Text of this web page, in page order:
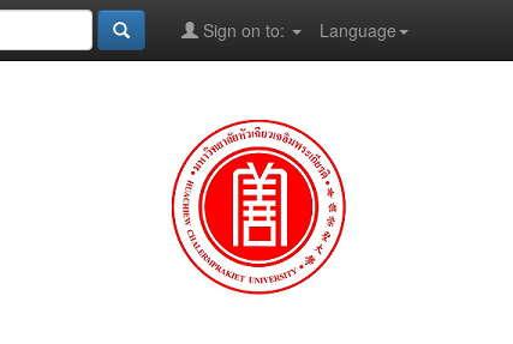
Language
Sign on to: